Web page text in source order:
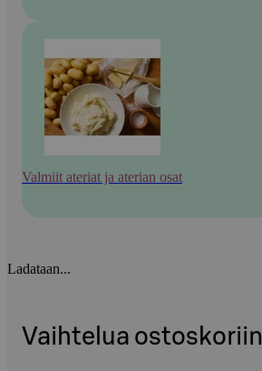
Valmiit ateriat ja aterian osat
Ladataan...
Vaihtelua ostoskoriin